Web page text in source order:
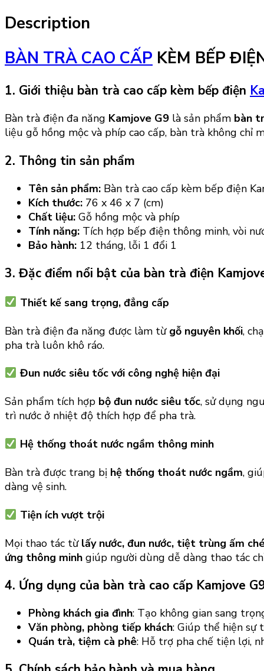
ĐIỆN
KAMJOVE
G9
quantity
Description
BÀN TRÀ CAO CẤP KÈM BẾP
1. Giới thiệu bàn trà cao cấp kèm bếp điện
Bàn trà điện đa năng Kamjove G9 là sản phẩm bàn
liệu gỗ hồng mộc và phíp cao cấp, bàn trà không chỉ
2. Thông tin sản phẩm
Tên sản phẩm: Bàn trà cao cấp kèm bếp điện
Kích thước: 76 x 46 x 7 (cm)
Chất liệu: Gỗ hồng mộc và phíp
Tính năng: Tích hợp bếp điện thông minh, vòi
Bảo hành: 12 tháng, lỗi 1 đổi 1
3. Đặc điểm nổi bật của bàn trà điện
Thiết kế sang trọng, đẳng cấp
Bàn trà điện đa năng được làm từ gỗ nguyên khối,
pha trà luôn khô ráo.
Đun nước siêu tốc với công nghệ hiện đại
Sản phẩm tích hợp bộ đun nước siêu tốc, sử dụng
trì nước ở nhiệt độ thích hợp để pha trà.
Hệ thống thoát nước ngầm thông minh
Bàn trà được trang bị hệ thống thoát nước ngầm,
dàng vệ sinh.
Tiện ích vượt trội
Mọi thao tác từ lấy nước, đun nước, tiệt trùng ấm
ứng thông minh giúp người dùng dễ dàng thao tác
4. Ứng dụng của bàn trà cao cấp Kamjove
Phòng khách gia đình: Tạo không gian sang
Văn phòng, phòng tiếp khách: Giúp thể hiện sự
Quán trà, tiệm cà phê: Hỗ trợ pha chế tiện lợi,